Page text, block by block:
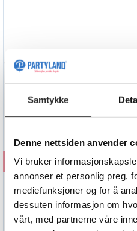
Samtykke
Denne nettsiden anvender
Vi bruker
annonser et personlig preg,
mediefunksjoner og for å
dessuten informasjon om
vårt, med partnerne våre
Kjøp
Flaggbanner -